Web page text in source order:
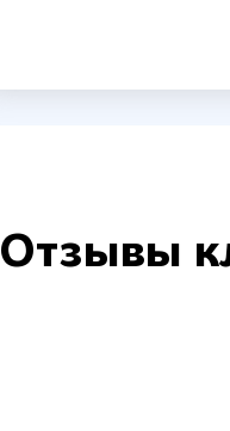
Отзывы